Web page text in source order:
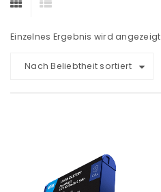
Einzelnes Ergebnis wird angezeigt
Nach Beliebtheit sortiert